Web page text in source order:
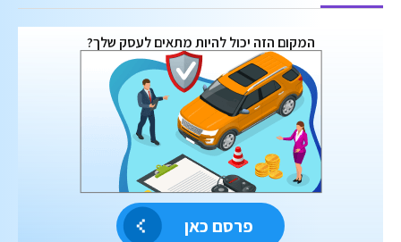
המקום הזה יכול להיות מתאים לעסק שלך?
פרסם כאן